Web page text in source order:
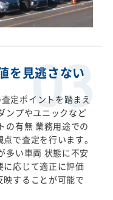
を見逃さない
定ポイントを踏まえ
ンプやユニックなど
の有無 業務用途での
で査定を行います。
多い車両 状態に不安
に応じて適正に評価
映することが可能で